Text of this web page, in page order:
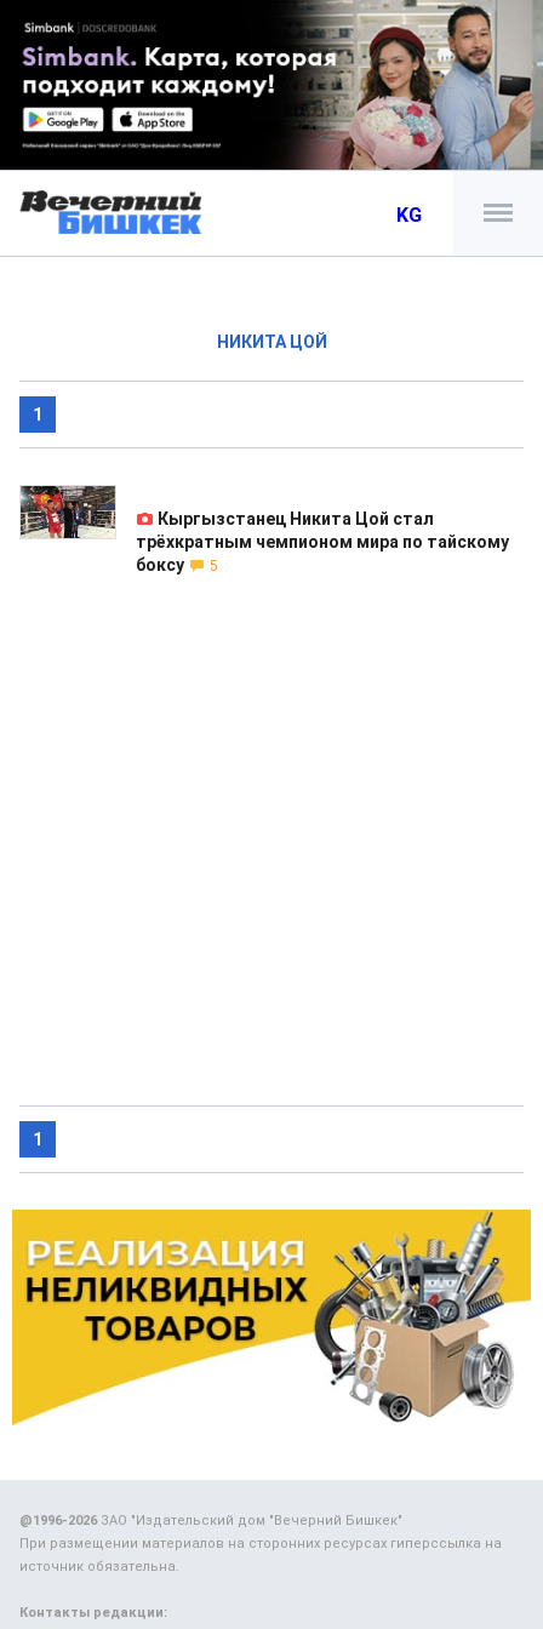
KG
НИКИТА ЦОЙ
1
25.03.2019
Кыргызстанец Никита Цой стал
трёхкратным чемпионом мира по тайскому
боксу
5
1
@1996-2026ЗАО "Издательский дом "Вечерний Бишкек"
При размещении материалов на сторонних ресурсах гиперссылка на
источник обязательна.
Контакты редакции: